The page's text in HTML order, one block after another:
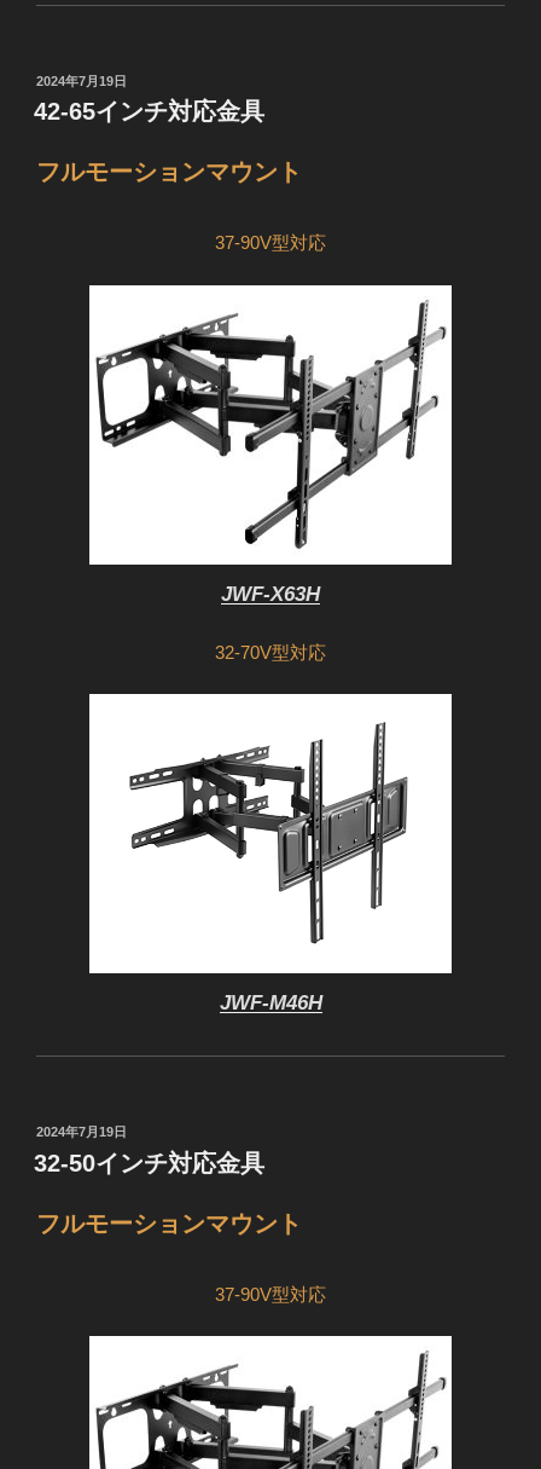
投
稿
日:
2024年7月19日
42-65インチ対応金具
フルモーションマウント
37-90V型対応
JWF-X63H
32-70V型対応
JWF-M46H
投
稿
日:
2024年7月19日
32-50インチ対応金具
フルモーションマウント
37-90V型対応